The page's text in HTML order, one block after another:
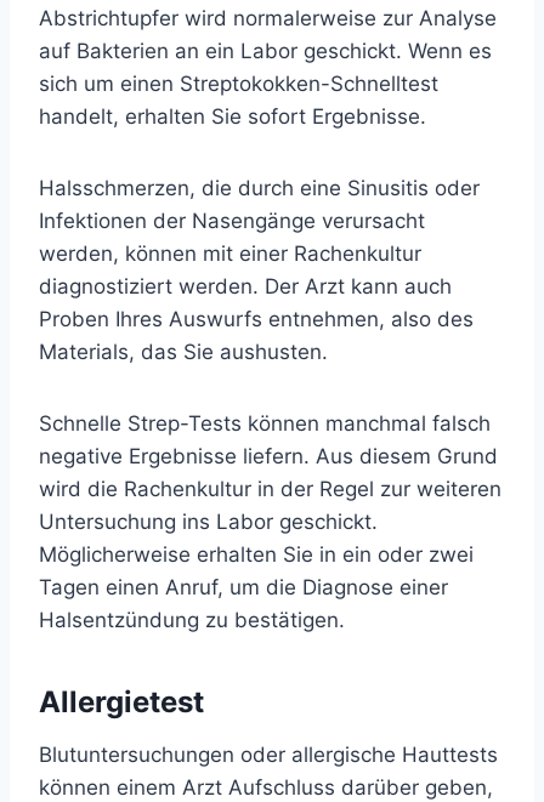
Abstrichtupfer wird normalerweise zur Analyse
auf Bakterien an ein Labor geschickt. Wenn es
sich um einen Streptokokken-Schnelltest
handelt, erhalten Sie sofort Ergebnisse.
Halsschmerzen, die durch eine Sinusitis oder
Infektionen der Nasengänge verursacht
werden, können mit einer Rachenkultur
diagnostiziert werden. Der Arzt kann auch
Proben Ihres Auswurfs entnehmen, also des
Materials, das Sie aushusten.
Schnelle Strep-Tests können manchmal falsch
negative Ergebnisse liefern. Aus diesem Grund
wird die Rachenkultur in der Regel zur weiteren
Untersuchung ins Labor geschickt.
Möglicherweise erhalten Sie in ein oder zwei
Tagen einen Anruf, um die Diagnose einer
Halsentzündung zu bestätigen.
Allergietest
Blutuntersuchungen oder allergische Hauttests
können einem Arzt Aufschluss darüber geben,